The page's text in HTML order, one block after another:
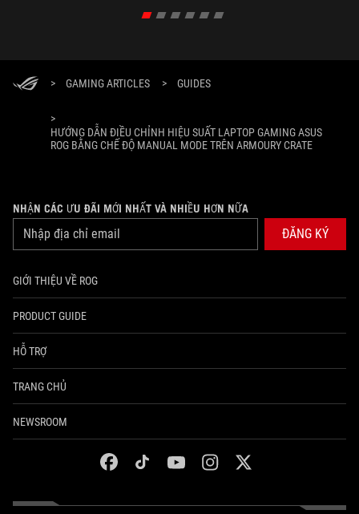
> GAMING ARTICLES > GUIDES
>
HƯỚNG DẪN ĐIỀU CHỈNH HIỆU SUẤT LAPTOP GAMING ASUS
ROG BẰNG CHẾ ĐỘ MANUAL MODE TRÊN ARMOURY CRATE
NHẬN CÁC ƯU ĐÃI MỚI NHẤT VÀ NHIỀU HƠN NỮA
ĐĂNG KÝ
GIỚI THIỆU VỀ ROG
PRODUCT GUIDE
HỖ TRỢ
TRANG CHỦ
NEWSROOM
facebooktiktok youtubeinstagramtwitter